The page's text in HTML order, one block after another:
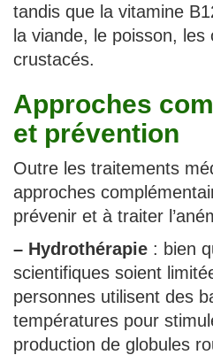
tandis que la vitamine
la viande, le poisson,
crustacés.
Approches
et prévention
Outre les traitements
approches
prévenir et à traiter
– Hydrothérapie : bien
scientifiques soient
personnes utilisent des
températures pour
production de globules